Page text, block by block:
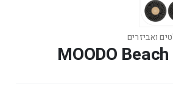
ואביזרים
MOODO